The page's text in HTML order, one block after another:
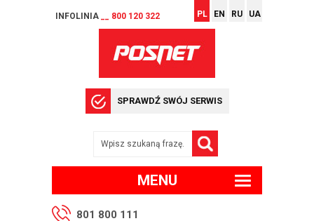
INFOLINIA __ 800 120 322 PL EN RU UA
SPRAWDŹ SWÓJ SERWIS
MENU
801 800 111